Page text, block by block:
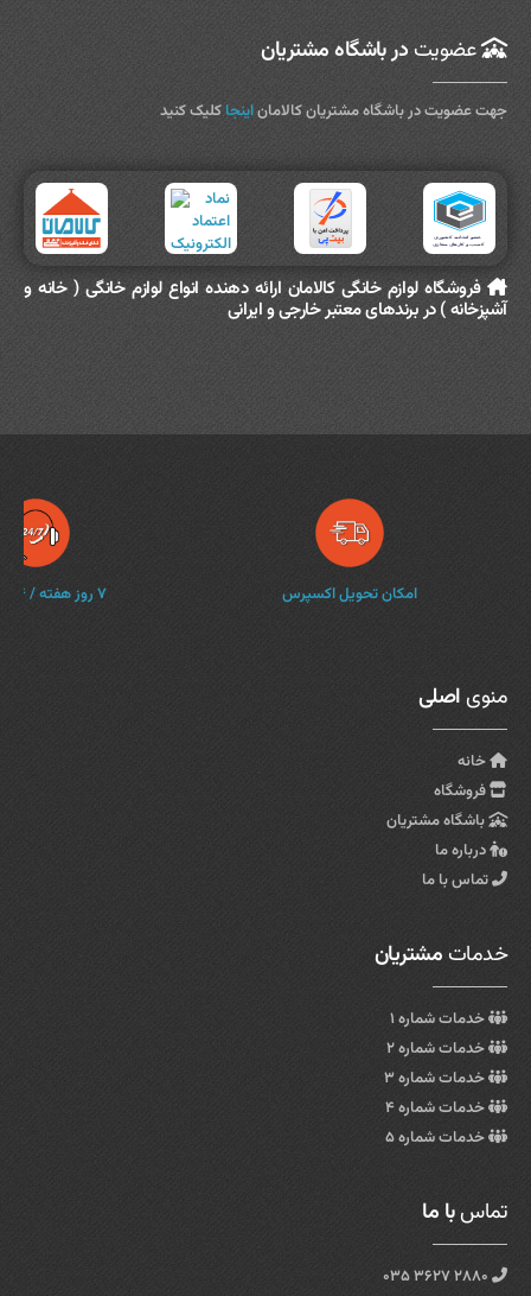
عضویت در باشگاه مشتریان
جهت عضویت در باشگاه مشتریان کالاماناینجا کلیک کنید
فروشگاه لوازم خانگی کالامان ارائه دهنده انواع لوازم خانگی ( خانه و
آشپزخانه ) در برندهای معتبر خارجی و ایرانی
امکان تحویل اکسپرس ۷ روز هفته / ۲۴ ساعته
منویاصلی
خانه
فروشگاه
باشگاه مشتریان
درباره ما
تماس با ما
خدمات مشتریان
خدمات شماره ۱
خدمات شماره ۲
خدمات شماره ۳
خدمات شماره ۴
خدمات شماره ۵
تماسبا ما